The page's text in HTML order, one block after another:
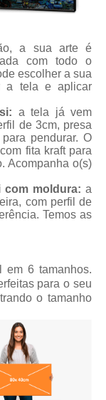
a sua arte é
com todo o
escolher a sua
a tela e aplicar
a tela já vem
de 3cm, presa
pendurar. O
fita kraft para
Acompanha o(s)
com moldura: a
com perfil de
Temos as
em 6 tamanhos.
para o seu
o tamanho